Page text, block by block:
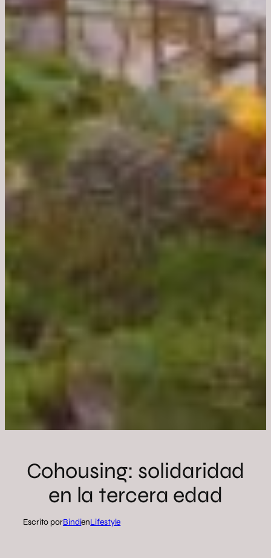
Cohousing: solidaridad
en la tercera edad
Escrito porBindienLifestyle